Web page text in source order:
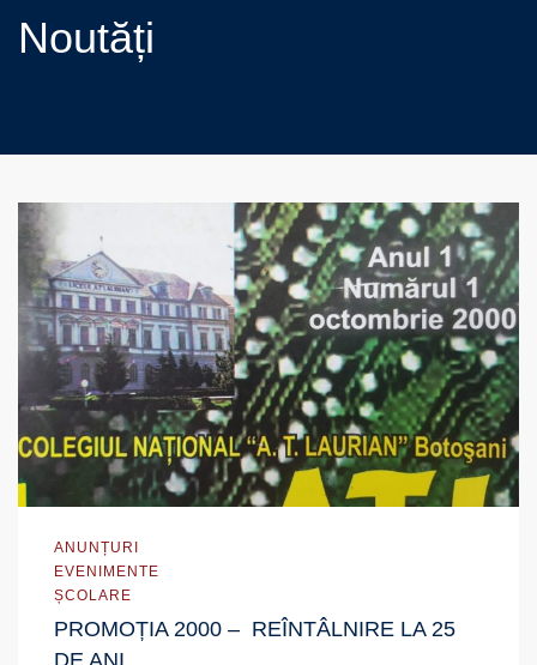
Noutăți
ANUNȚURI
EVENIMENTE
ȘCOLARE
PROMOȚIA 2000 – REÎNTÂLNIRE LA 25